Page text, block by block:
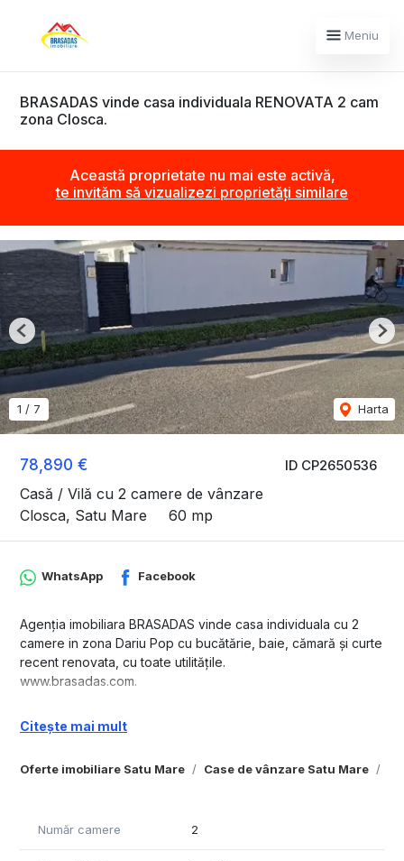
Meniu
BRASADAS vinde casa individuala RENOVATA 2 cam
zona Closca.
Această proprietate nu mai este activă,
te invităm să vizualizezi proprietăți similare
ID CP2650536
78,890 €
Casă / Vilă cu 2 camere de vânzare
Closca, Satu Mare
60 mp
1 / 7 Harta
Previous
Oferte imobiliare Satu Mare Case de vânzare Satu Mare
WhatsApp Facebook
Agenția imobiliara BRASADAS vinde casa individuala cu 2
camere in zona Dariu Pop cu bucătărie, baie, cămară și curte
recent renovata, cu toate utilitățile.
www.brasadas.com.
Citește mai mult
Număr camere 2